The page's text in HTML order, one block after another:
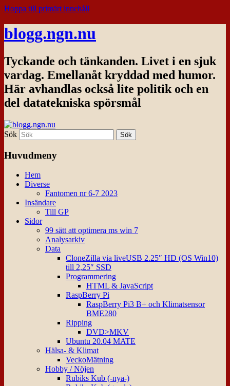
Hoppa till primärt innehåll
blogg.ngn.nu
Tyckande och tänkanden. Livet i en sjuk
vardag. Emellanåt kryddad med humor.
Här avhandlas också lite politik och en
del datatekniska spörsmål
Sök
Huvudmeny
Hem
Diverse
Fantomen nr 6-7 2023
Insändare
Till GP
Sidor
99 sätt att optimera ms win 7
Analysarkiv
Data
CloneZilla via liveUSB 2.25″ HD (OS Win10)
till 2,25″ SSD
Programmering
HTML & JavaScript
RaspBerry Pi
RaspBerry Pi3 B+ och Klimatsensor
BME280
Ripping
DVD>MKV
Ubuntu 20.04 MATE
Hälsa- & Klimat
VeckoMätning
Hobby / Nöjen
Rubiks Kub (-nya-)